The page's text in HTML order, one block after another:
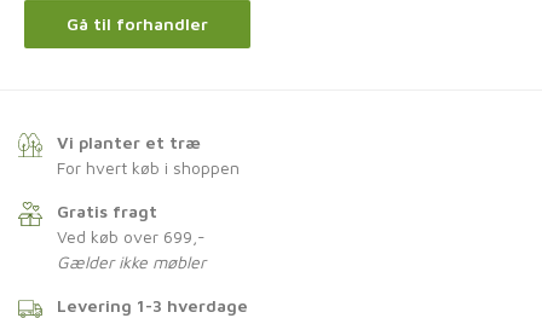
Gå til forhandler
Vi planter et træ
For hvert køb i shoppen
Gratis fragt
Ved køb over 699,-
Gælder ikke møbler
Levering 1-3 hverdage